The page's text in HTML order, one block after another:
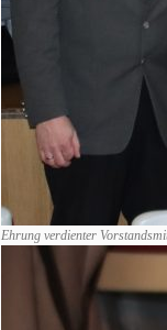
Ehrung verdienter